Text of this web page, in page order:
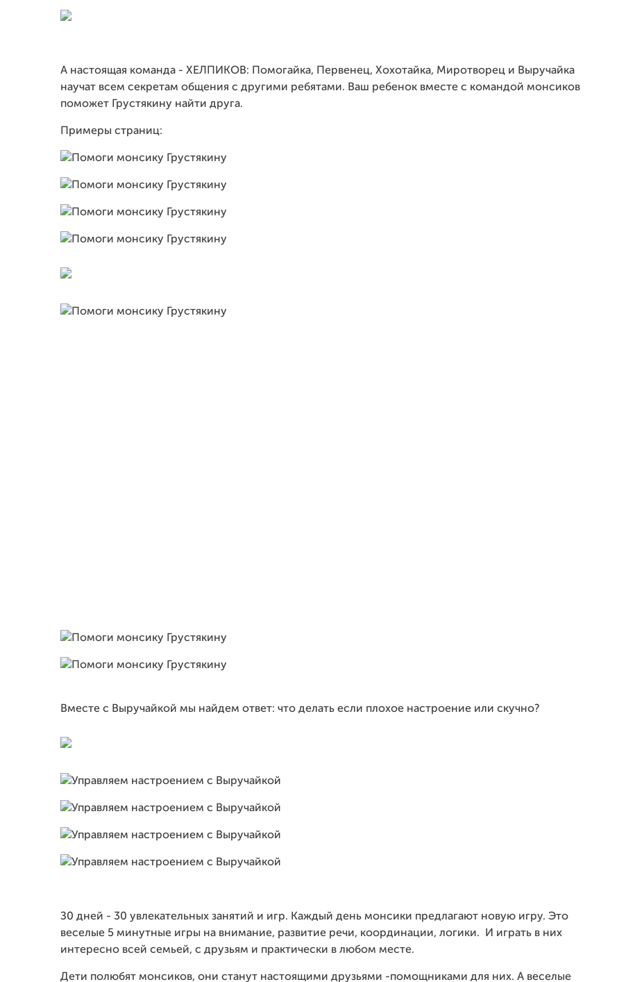
А настоящая команда - ХЕЛПИКОВ: Помогайка, Первенец, Хохотайка, Миротворец и Выручайка
научат всем секретам общения с другими ребятами. Ваш ребенок вместе с командой монсиков
поможет Грустякину найти друга.
Примеры страниц:
Вместе с Выручайкой мы найдем ответ: что делать если плохое настроение или скучно?
З0 дней - 30 увлекательных занятий и игр. Каждый день монсики предлагают новую игру. Это
веселые 5 минутные игры на внимание, развитие речи, координации, логики. И играть в них
интересно всей семьей, с друзьям и практически в любом месте.
Дети полюбят монсиков, они станут настоящими друзьями -помощниками для них. А веселые